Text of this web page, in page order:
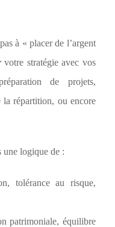
à « placer de l’argent
votre stratégie avec vos
de projets,
la répartition, ou encore
une logique de :
tolérance au risque,
patrimoniale, équilibre